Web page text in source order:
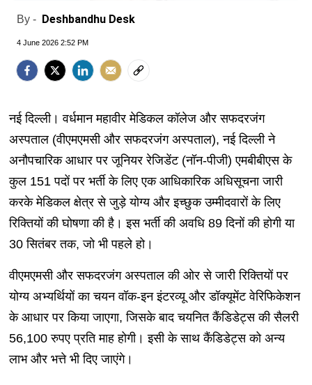
By - Deshbandhu Desk
4 June 2026 2:52 PM
नई दिल्ली। वर्धमान महावीर मेडिकल कॉलेज और सफदरजंग
अस्पताल (वीएमएमसी और सफदरजंग अस्पताल), नई दिल्ली ने
अनौपचारिक आधार पर जूनियर रेजिडेंट (नॉन-पीजी) एमबीबीएस के
कुल 151 पदों पर भर्ती के लिए एक आधिकारिक अधिसूचना जारी
करके मेडिकल क्षेत्र से जुड़े योग्य और इच्छुक उम्मीदवारों के लिए
रिक्तियों की घोषणा की है। इस भर्ती की अवधि 89 दिनों की होगी या
30 सितंबर तक, जो भी पहले हो।
वीएमएमसी और सफदरजंग अस्पताल की ओर से जारी रिक्तियों पर
योग्य अभ्यर्थियों का चयन वॉक-इन इंटरव्यू और डॉक्यूमेंट वेरिफिकेशन
के आधार पर किया जाएगा, जिसके बाद चयनित कैंडिडेट्स की सैलरी
56,100 रुपए प्रति माह होगी। इसी के साथ कैंडिडेट्स को अन्य
लाभ और भत्ते भी दिए जाएंगे।